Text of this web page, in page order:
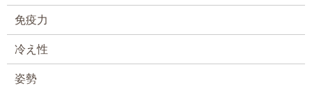
免疫力
冷え性
姿勢